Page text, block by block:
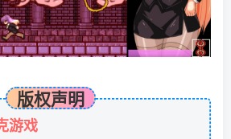
版权声明
游戏